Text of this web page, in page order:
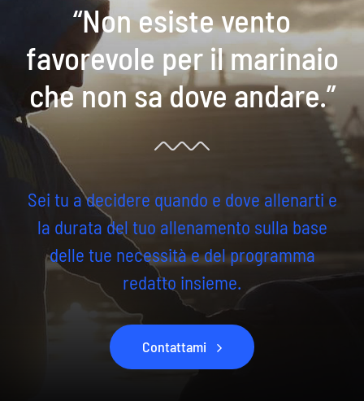
“Non esiste vento
favorevole per il marinaio
che non sa dove andare.”
Sei tu a decidere quando e dove allenarti e
la durata del tuo allenamento sulla base
delle tue necessità e del programma
redatto insieme.
Contattami